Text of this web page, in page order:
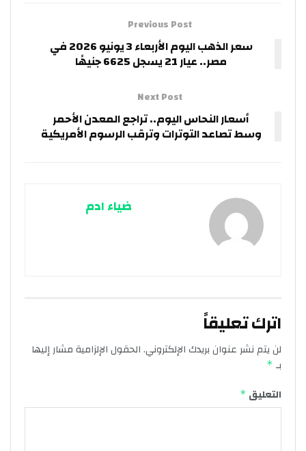
Previous Post
سعر الذهب اليوم الأربعاء 3 يونيو 2026 في
مصر.. عيار 21 يسجل 6625 جنيهًا
Next Post
أسعار النحاس اليوم.. تراجع المعدن الأحمر
وسط تصاعد التوترات وترقب الرسوم الأمريكية
ضياء ادم
اترك تعليقاً
لن يتم نشر عنوان بريدك الإلكتروني.الحقول الإلزامية مشار إليها
بـ *
التعليق *